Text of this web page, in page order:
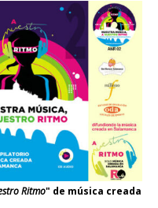
Ritmo" de música creada